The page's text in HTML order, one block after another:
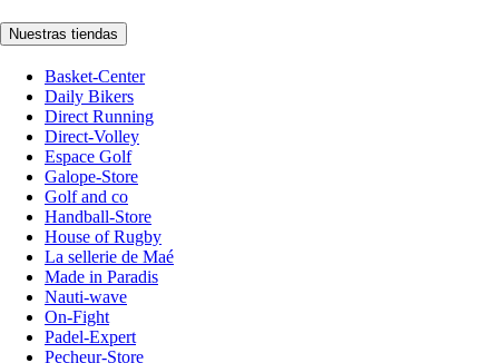
Nuestras tiendas
Basket-Center
Daily Bikers
Direct Running
Direct-Volley
Espace Golf
Galope-Store
Golf and co
Handball-Store
House of Rugby
La sellerie de Maé
Made in Paradis
Nauti-wave
On-Fight
Padel-Expert
Pecheur-Store